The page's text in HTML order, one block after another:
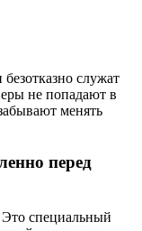
служат
не попадают в
менять
перед
специальный